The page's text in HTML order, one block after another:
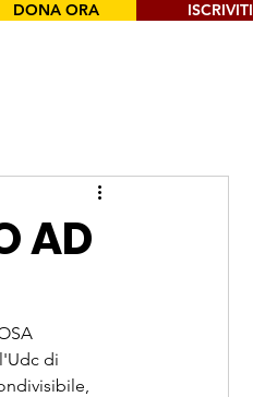
DONA ORA ISCRIVITI
AD
di